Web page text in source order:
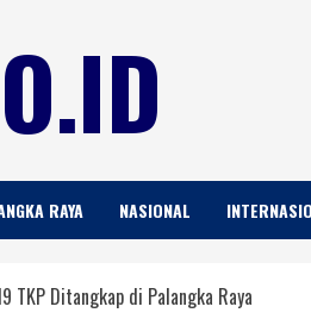
RAYA NASIONAL
TKP Ditangkap di Palangka Raya